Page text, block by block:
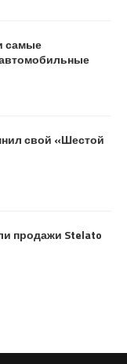
самые
свой «Шестой
продажи Stelato